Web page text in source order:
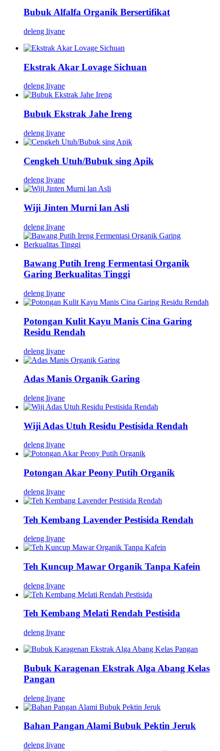
Bubuk Alfalfa Organik Bersertifikat
deleng liyane
Ekstrak Akar Lovage Sichuan
deleng liyane
Bubuk Ekstrak Jahe Ireng
deleng liyane
Cengkeh Utuh/Bubuk sing Apik
deleng liyane
Wiji Jinten Murni lan Asli
deleng liyane
Bawang Putih Ireng Fermentasi Organik
Garing Berkualitas Tinggi
deleng liyane
Potongan Kulit Kayu Manis Cina Garing
Residu Rendah
deleng liyane
Adas Manis Organik Garing
deleng liyane
Wiji Adas Utuh Residu Pestisida Rendah
deleng liyane
Potongan Akar Peony Putih Organik
deleng liyane
Teh Kembang Lavender Pestisida Rendah
deleng liyane
Teh Kuncup Mawar Organik Tanpa Kafein
deleng liyane
Teh Kembang Melati Rendah Pestisida
deleng liyane
Bubuk Karagenan Ekstrak Alga Abang Kelas
Pangan
deleng liyane
Bahan Pangan Alami Bubuk Pektin Jeruk
deleng liyane